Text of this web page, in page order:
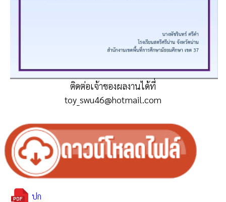
ติดต่อเจ้าของผลงานได้ที่
toy_swu46@hotmail.com
ปก